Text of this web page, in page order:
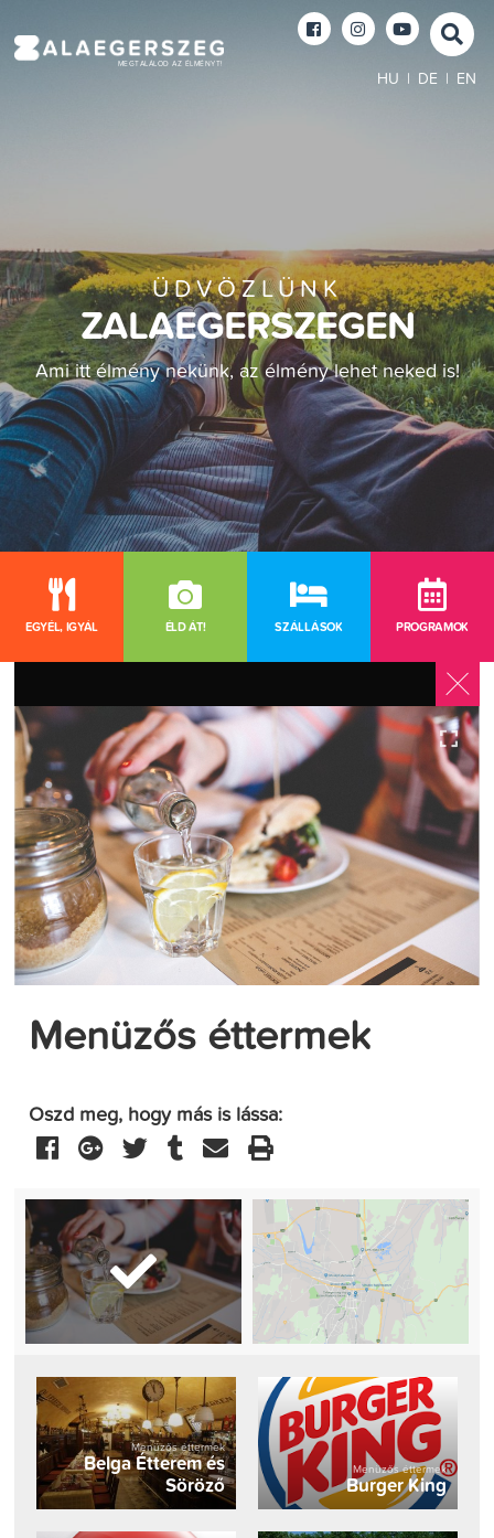
MEGTALÁLOD AZ ÉLMÉNYT!
HU DE EN
ÜDVÖZLÜNK
ZALAEGERSZEGEN
Ami itt élmény nekünk, az élmény lehet neked is!
EGYÉL, IGYÁL ÉLD ÁT! SZÁLLÁSOK PROGRAMOK
Menüzős éttermek
Oszd meg, hogy más is lássa:
Menüzős éttermek
Belga Étterem és
Söröző
Menüzős éttermek
Burger King